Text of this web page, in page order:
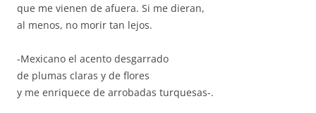
que me vienen de afuera. Si me dieran,
al menos, no morir tan lejos.
-Mexicano el acento desgarrado
de plumas claras y de flores
y me enriquece de arrobadas turquesas-.